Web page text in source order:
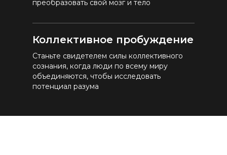
преобразовать свой мозг и тело
Станьте свидетелем силы коллективного
сознания, когда люди по всему миру
объединяются, чтобы исследовать
потенциал разума
Коллективное пробуждение